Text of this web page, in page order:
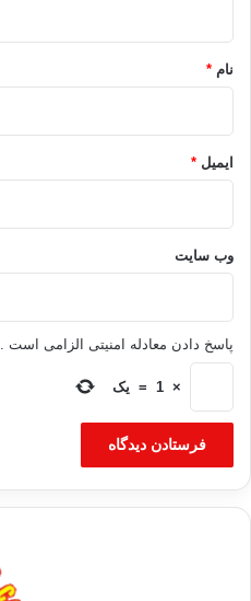
نام *
ایمیل *
وب‌ سایت
پاسخ دادن معادله امنیتی الزامی است .
×
1
= یک